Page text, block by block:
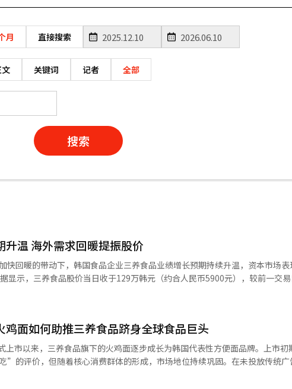
月 直接搜索
关键词 记者 全部
搜索
升温 海外需求回暖提振股价
快回暖的带动下，韩国食品企业三养食品业绩增长预期持续升温，资本市场表
显示，三养食品股价当日收于129万韩元（约合人民币5900元），较前一交
普遍认为，核心产品“火鸡面”在全球范围内的销售持续增长，是推动股价上
。与此同时，美国市场亦保持稳步扩张，1至3月同比增速分别为21%、23%
正通过提升生产效率、优化工艺及设备升级强化制造能力，同时加大核心品牌
传统方便面向酱料、零食及即食食品等领域延伸，积极布局健康管理与植物蛋
为价格相对低廉
备较强的价格传导能力，在一定程度上可对冲成本上涨影响。此外，随着相关
鸡面如何助推三养食品跻身全球食品巨头
上市以来，三养食品旗下的火鸡面逐步成长为韩国代表性方便面品牌。上市初
评价，但随着核心消费群体的形成，市场地位持续巩固。在未投放传统广
）掀起“火鸡面挑战”热潮，相关视频在全球范围内病毒式扩散，使这款产